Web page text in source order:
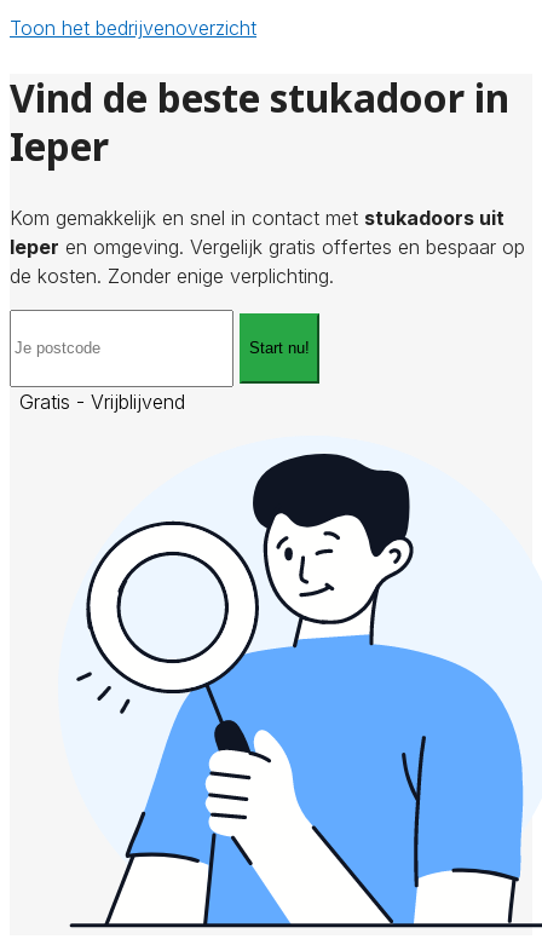
Toon het bedrijvenoverzicht
Vind de beste stukadoor in
Ieper
Kom gemakkelijk en snel in contact met stukadoors uit
Ieper en omgeving. Vergelijk gratis offertes en bespaar op
de kosten. Zonder enige verplichting.
Start nu!
Gratis - Vrijblijvend